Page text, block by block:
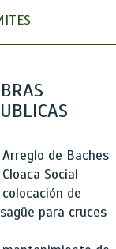
de Baches
Social
de
para cruces